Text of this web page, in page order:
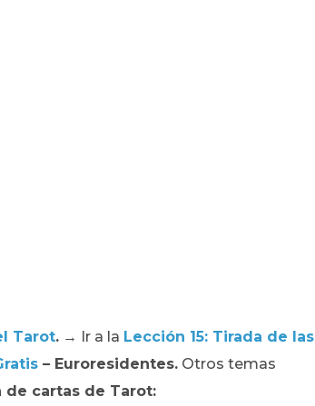
Tarot. → Ir a la Lección 15: Tirada de las
– Euroresidentes. Otros temas
de cartas de Tarot: